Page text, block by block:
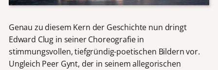
Genau zu diesem Kern der Geschichte nun dringt
Edward Clug in seiner Choreografie in
stimmungsvollen, tiefgründig-poetischen Bildern vor.
Ungleich Peer Gynt, der in seinem allegorischen